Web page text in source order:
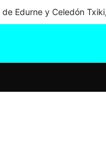
de Edurne y Celedón